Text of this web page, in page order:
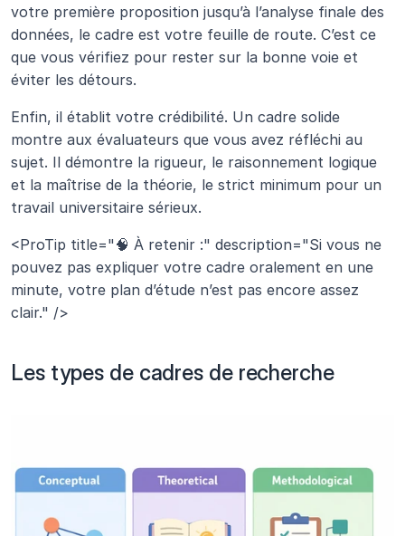
votre première proposition jusqu’à l’analyse finale des
données, le cadre est votre feuille de route. C’est ce
que vous vérifiez pour rester sur la bonne voie et
éviter les détours.
Enfin, il établit votre crédibilité. Un cadre solide
montre aux évaluateurs que vous avez réfléchi au
sujet. Il démontre la rigueur, le raisonnement logique
et la maîtrise de la théorie, le strict minimum pour un
travail universitaire sérieux.
<ProTip title="🧠 À retenir :" description="Si vous ne
pouvez pas expliquer votre cadre oralement en une
minute, votre plan d’étude n’est pas encore assez
clair." />
Les types de cadres de recherche